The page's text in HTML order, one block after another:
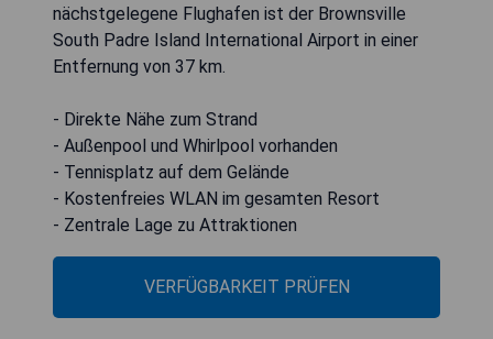
nächstgelegene Flughafen ist der Brownsville
South Padre Island International Airport in einer
Entfernung von 37 km.
- Direkte Nähe zum Strand
- Außenpool und Whirlpool vorhanden
- Tennisplatz auf dem Gelände
- Kostenfreies WLAN im gesamten Resort
- Zentrale Lage zu Attraktionen
VERFÜGBARKEIT PRÜFEN